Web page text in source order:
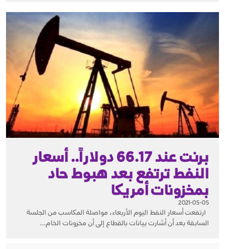
برنت عند 66.17 دولاراً.. أسعار
النفط ترتفع بعد هبوط حاد
بمخزونات أمريكا
2021-05-05
ارتفعت أسعار النفط اليوم الأربعاء، مواصلة المكاسب من الجلسة
السابقة بعد أن أشارت بيانات بالقطاع إلى أن مخزونات الخام...